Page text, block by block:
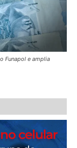
Funapol e amplia